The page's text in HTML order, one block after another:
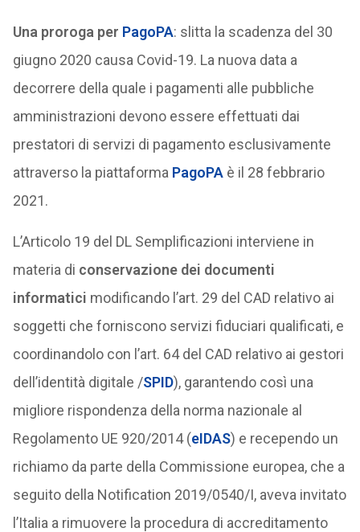
Una proroga per PagoPA: slitta la scadenza del 30
giugno 2020 causa Covid-19. La nuova data a
decorrere della quale i pagamenti alle pubbliche
amministrazioni devono essere effettuati dai
prestatori di servizi di pagamento esclusivamente
attraverso la piattaforma PagoPAè il 28 febbrario
2021.
L’Articolo 19 del DL Semplificazioni interviene in
materia di conservazione dei documenti
informatici modificando l’art. 29 del CAD relativo ai
soggetti che forniscono servizi fiduciari qualificati, e
coordinandolo con l’art. 64 del CAD relativo ai gestori
dell’identità digitale /SPID), garantendo così una
migliore rispondenza della norma nazionale al
Regolamento UE 920/2014 (eIDAS) e recependo un
richiamo da parte della Commissione europea, che a
seguito della Notification 2019/0540/I, aveva invitato
l’Italia a rimuovere la procedura di accreditamento